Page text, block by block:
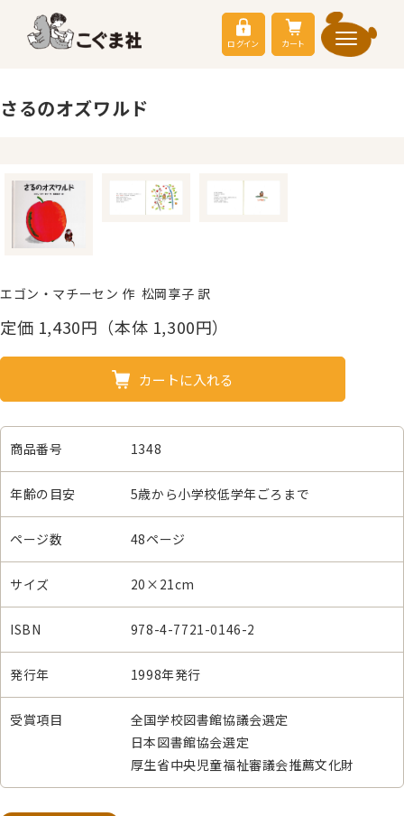
ログイン カート
さるのオズワルド
エゴン・マチーセン 作 松岡享子 訳
定価 1,430円（本体 1,300円）
カートに入れる
商品番号 1348
年齢の目安 5歳から小学校低学年ごろまで
ページ数 48ページ
サイズ 20×21cm
ISBN 978-4-7721-0146-2
発行年 1998年発行
受賞項目
全国学校図書館協議会選定
日本図書館協会選定
厚生省中央児童福祉審議会推薦文化財